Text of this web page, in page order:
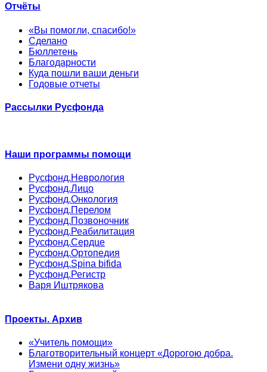
Отчёты
«Вы помогли, спасибо!»
Сделано
Бюллетень
Благодарности
Куда пошли ваши деньги
Годовые отчеты
Рассылки Русфонда
Наши программы помощи
Русфонд.Неврология
Русфонд.Лицо
Русфонд.Онкология
Русфонд.Перелом
Русфонд.Позвоночник
Русфонд.Реабилитация
Русфонд.Сердце
Русфонд.Ортопедия
Русфонд.Spina bifida
Русфонд.Регистр
Варя Иштрякова
Проекты. Архив
«Учитель помощи»
Благотворительный концерт «Дорогою добра.
Измени одну жизнь»